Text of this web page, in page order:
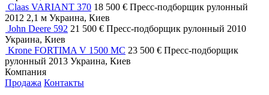
Claas VARIANT 370 18 500 € Пресс-подборщик рулонный
2012 2,1 м Украина, Киев
John Deere 592 21 500 € Пресс-подборщик рулонный 2010
Украина, Киев
Krone FORTIMA V 1500 MC 23 500 € Пресс-подборщик
рулонный 2013 Украина, Киев
Компания
Продажа Контакты